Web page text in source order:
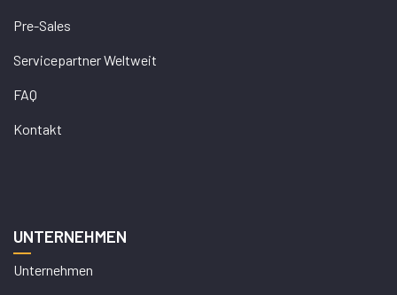
Pre-Sales
Servicepartner Weltweit
FAQ
Kontakt
UNTERNEHMEN
Unternehmen